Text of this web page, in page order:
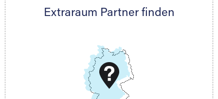
Telefon:+49 6145 5442 - 404
DMG Aktiengesellschaft
www.dmg-ag.com
Extraraum Partner finden